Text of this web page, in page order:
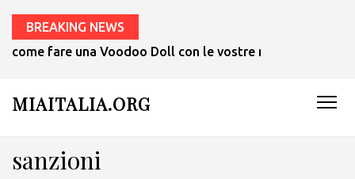
BREAKING NEWS
come fare una Voodoo Doll con le vostre mani in 1 ora.
MIAITALIA.ORG
sanzioni